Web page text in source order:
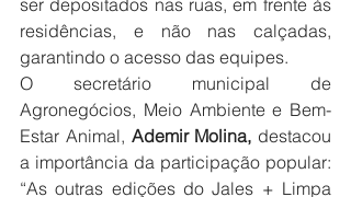
ser depositados nas ruas, em frente às
residências, e não nas calçadas,
garantindo o acesso das equipes.
O secretário municipal de
Agronegócios, Meio Ambiente e Bem-
Estar Animal, Ademir Molina, destacou
a importância da participação popular:
“As outras edições do Jales + Limpa